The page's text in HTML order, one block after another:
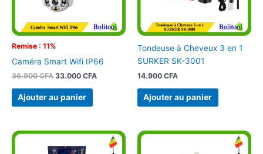
Remise : 11%
Caméra Smart Wifi IP66
36.900CFA 33.000 CFA
Ajouter au panier
Tondeuse à Cheveux 3 en 1
SURKER SK-3001
14.900 CFA
Ajouter au panier